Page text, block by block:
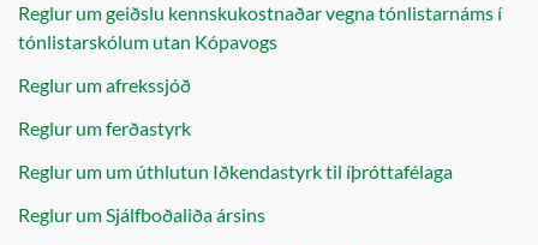
Reglur um geiðslu kennskukostnaðar vegna tónlistarnáms í
tónlistarskólum utan Kópavogs
Reglur um afrekssjóð
Reglur um ferðastyrk
Reglur um um úthlutun Iðkendastyrk til íþróttafélaga
Reglur um Sjálfboðaliða ársins